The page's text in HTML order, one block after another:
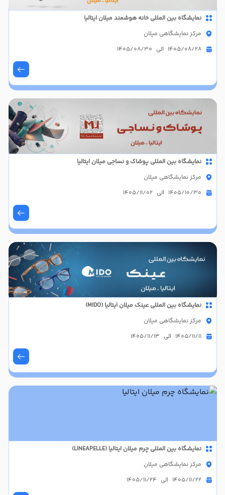
نمایشگاه بین المللی خانه هوشمند میلان ایتالیا
مرکز نمایشگاهی میلان
1405/08/28 الی 1405/08/30
نمایشگاه بین المللی پوشاک و نساجی میلان ایتالیا
مرکز نمایشگاهی میلان
1405/10/30 الی 1405/11/02
نمایشگاه بین المللی عینک میلان ایتالیا (MIDO)
مرکز نمایشگاهی میلان
1405/11/11 الی 1405/11/13
نمایشگاه بین المللی چرم میلان ایتالیا (LINEAPELLE)
مرکز نمایشگاهی میلان
1405/11/22 الی 1405/11/24